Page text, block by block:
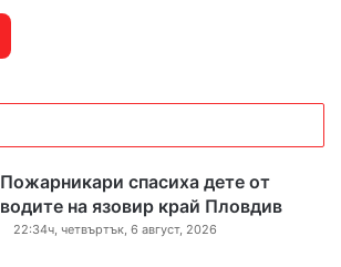
Пожарникари спасиха дете от
водите на язовир край Пловдив
22:34ч, четвъртък, 6 август, 2026